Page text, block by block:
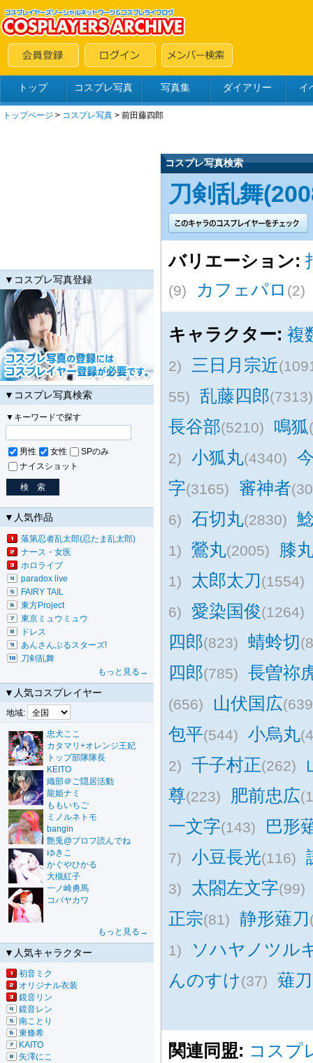
トップ コスプレ写真 写真集 ダイアリー イ
トップページ > コスプレ写真 > 前田藤四郎
▼コスプレ写真登録
▼コスプレ写真検索
▼キーワードで探す
男性 女性
SPのみ
ナイスショット
▼人気作品
落第忍者乱太郎(忍たま乱太郎)
ナース・女医
ホロライブ
paradox live
FAIRY TAIL
東方Project
東京ミュウミュウ
ドレス
あんさんぶるスターズ!
刀剣乱舞
もっと見る→
▼人気コスプレイヤー
地域:
忠犬ここ
カタマリ+オレンジ王妃
トップ部隊隊長
KEITO
織部＠ご隠居活動
龍姫ナミ
ももいちご
ミノルネトモ
bangin
艶兎@プロフ読んでね
ゆきこ
かぐやひかる
大槻紅子
一ノ崎勇馬
コバヤカワ
もっと見る→
▼人気キャラクター
初音ミク
オリジナル衣装
鏡音リン
鏡音レン
南ことり
東條希
KAITO
矢澤にこ
コスプレ写真検索
刀剣乱舞
バリエーション:
(9) カフェパロ (2)
キャラクター: 複
2) 三日月宗近
55)
乱藤四郎(7313)
長谷部(5210) 鳴狐
2)
小狐丸(4340)
字(3165) 審神者
6)
石切丸(2830)
1) 鶯丸(2005) 膝
1) 太郎太刀(1554)
6)
愛染国俊(1264)
四郎(823) 蜻蛉切
四郎(785) 長曽祢
(656) 山伏国広
包平(544) 小烏丸
2)
千子村正(262)
尊(223) 肥前忠広
一文字(143) 巴形
7) 小豆長光(116)
3) 太閤左文字(99)
正宗(81) 静形薙刀
1)
ソハヤノツル
んのすけ(37) 薙刀
関連同盟: コスプ